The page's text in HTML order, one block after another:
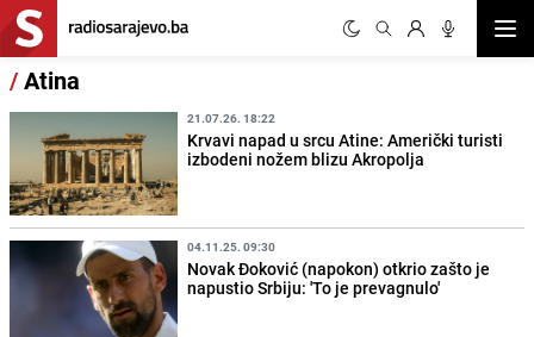
/Atina
21.07.26. 18:22
Krvavi napad u srcu Atine: Američki turisti
izbodeni nožem blizu Akropolja
04.11.25. 09:30
Novak Đoković (napokon) otkrio zašto je
napustio Srbiju: 'To je prevagnulo'